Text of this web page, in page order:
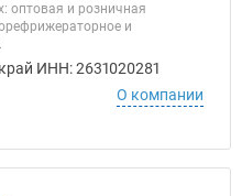
оптовая и розничная
и
ИНН: 2631020281
О компании